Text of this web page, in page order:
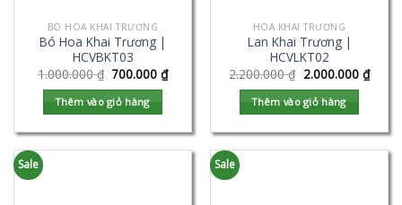
BÓ HOA KHAI TRƯƠNG
Bó Hoa Khai Trương |
HCVBKT03
1.000.000₫ 700.000₫
Thêm vào giỏ hàng
HOA KHAI TRƯƠNG
Lan Khai Trương |
HCVLKT02
2.200.000₫ 2.000.000 ₫
Thêm vào giỏ hàng
Sale Sale